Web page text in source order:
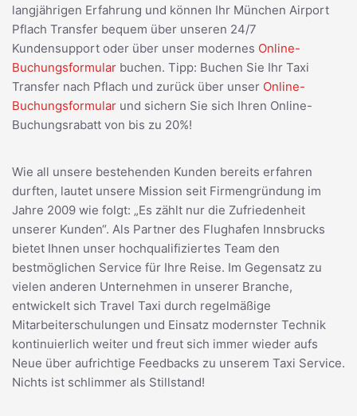
langjährigen Erfahrung und können Ihr München Airport
Pflach Transfer bequem über unseren 24/7
Kundensupport oder über unser modernes Online-
Buchungsformular buchen. Tipp: Buchen Sie Ihr Taxi
Transfer nach Pflach und zurück über unser Online-
Buchungsformular und sichern Sie sich Ihren Online-
Buchungsrabatt von bis zu 20%!
Wie all unsere bestehenden Kunden bereits erfahren
durften, lautet unsere Mission seit Firmengründung im
Jahre 2009 wie folgt: „Es zählt nur die Zufriedenheit
unserer Kunden“. Als Partner des Flughafen Innsbrucks
bietet Ihnen unser hochqualifiziertes Team den
bestmöglichen Service für Ihre Reise. Im Gegensatz zu
vielen anderen Unternehmen in unserer Branche,
entwickelt sich Travel Taxi durch regelmäßige
Mitarbeiterschulungen und Einsatz modernster Technik
kontinuierlich weiter und freut sich immer wieder aufs
Neue über aufrichtige Feedbacks zu unserem Taxi Service.
Nichts ist schlimmer als Stillstand!